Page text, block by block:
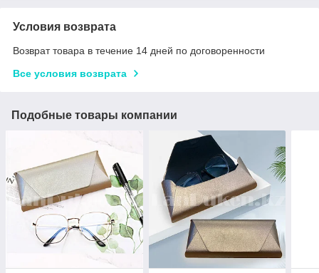
Условия возврата
Возврат товара в течение 14 дней по договоренности
Все условия возврата
Подобные товары компании